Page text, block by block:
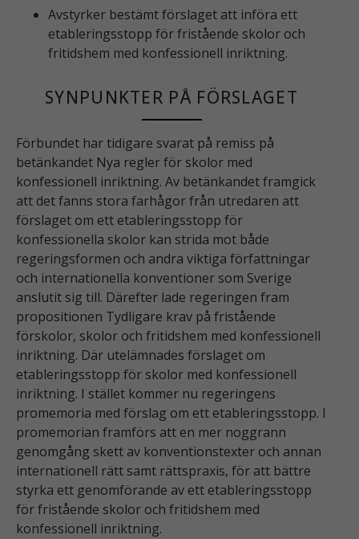
Avstyrker bestämt förslaget att införa ett
etableringsstopp för fristående skolor och
fritidshem med konfessionell inriktning.
SYNPUNKTER PÅ FÖRSLAGET
Förbundet har tidigare svarat på remiss på
betänkandet Nya regler för skolor med
konfessionell inriktning. Av betänkandet framgick
att det fanns stora farhågor från utredaren att
förslaget om ett etableringsstopp för
konfessionella skolor kan strida mot både
regeringsformen och andra viktiga författningar
och internationella konventioner som Sverige
anslutit sig till. Därefter lade regeringen fram
propositionen Tydligare krav på fristående
förskolor, skolor och fritidshem med konfessionell
inriktning. Där utelämnades förslaget om
etableringsstopp för skolor med konfessionell
inriktning. I stället kommer nu regeringens
promemoria med förslag om ett etableringsstopp. I
promemorian framförs att en mer noggrann
genomgång skett av konventionstexter och annan
internationell rätt samt rättspraxis, för att bättre
styrka ett genomförande av ett etableringsstopp
för fristående skolor och fritidshem med
konfessionell inriktning.